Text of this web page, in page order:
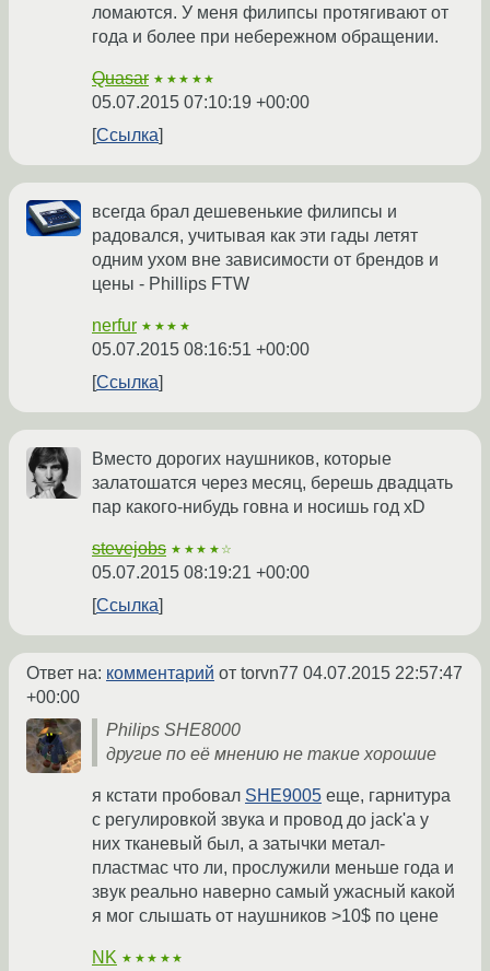
ломаются. У меня филипсы протягивают от
года и более при небережном обращении.
Quasar ★★★★★
05.07.2015 07:10:19 +00:00
Ссылка
всегда брал дешевенькие филипсы и
радовался, учитывая как эти гады летят
одним ухом вне зависимости от брендов и
цены - Phillips FTW
nerfur ★★★★
05.07.2015 08:16:51 +00:00
Ссылка
Вместо дорогих наушников, которые
залатошатся через месяц, берешь двадцать
пар какого-нибудь говна и носишь год xD
stevejobs ★★★★☆
05.07.2015 08:19:21 +00:00
Ссылка
Ответ на: комментарий от torvn77 04.07.2015 22:57:47
+00:00
Philips SHE8000
другие по её мнению не такие хорошие
я кстати пробовал SHE9005 еще, гарнитура
с регулировкой звука и провод до jack'а у
них тканевый был, а затычки метал-
пластмас что ли, прослужили меньше года и
звук реально наверно самый ужасный какой
я мог слышать от наушников >10$ по цене
NK ★★★★★